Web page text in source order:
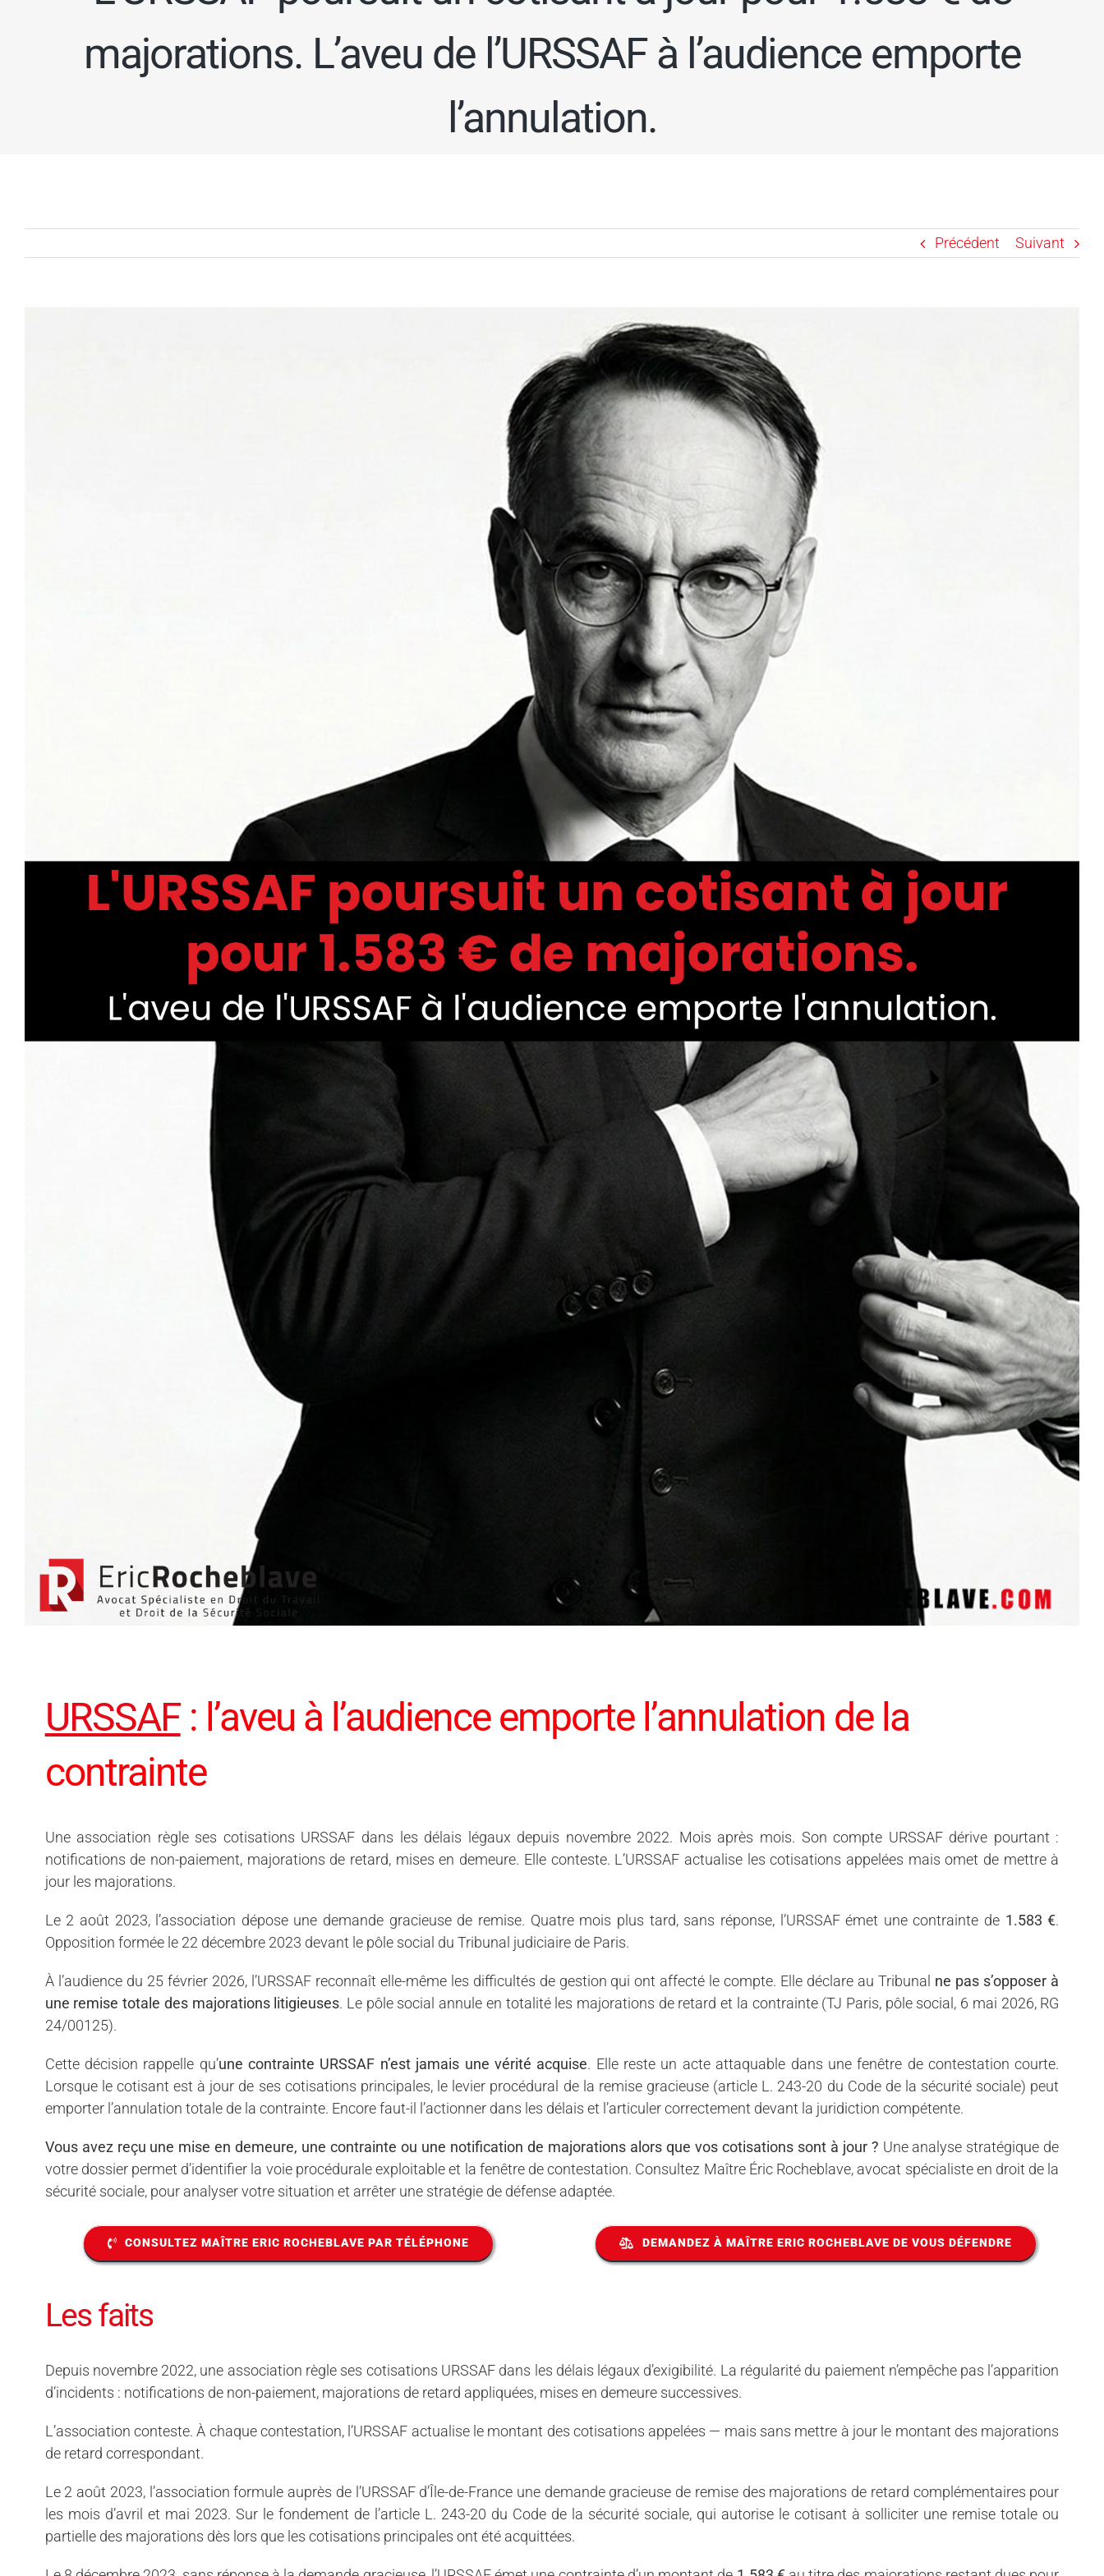
majorations. L’aveu de l’URSSAF à l’audience emporte
l’annulation.
Précédent Suivant
URSSAF: l’aveu à l’audience emporte l’annulation de la
contrainte
Une association règle ses cotisations URSSAF dans les délais légaux depuis novembre 2022. Mois après mois. Son compte URSSAF dérive pourtant :
notifications de non-paiement, majorations de retard, mises en demeure. Elle conteste. L’URSSAF actualise les cotisations appelées mais omet de mettre à
jour les majorations.
Le 2 août 2023, l’association dépose une demande gracieuse de remise. Quatre mois plus tard, sans réponse, l’URSSAF émet une contrainte de 1.583 €.
Opposition formée le 22 décembre 2023 devant le pôle social du Tribunal judiciaire de Paris.
À l’audience du 25 février 2026, l’URSSAF reconnaît elle-même les difficultés de gestion qui ont affecté le compte. Elle déclare au Tribunal ne pas s’opposer à
une remise totale des majorations litigieuses. Le pôle social annule en totalité les majorations de retard et la contrainte (TJ Paris, pôle social, 6 mai 2026, RG
24/00125).
Cette décision rappelle qu’une contrainte URSSAF n’est jamais une vérité acquise. Elle reste un acte attaquable dans une fenêtre de contestation courte.
Lorsque le cotisant est à jour de ses cotisations principales, le levier procédural de la remise gracieuse (article L. 243-20 du Code de la sécurité sociale) peut
emporter l’annulation totale de la contrainte. Encore faut-il l’actionner dans les délais et l’articuler correctement devant la juridiction compétente.
Vous avez reçu une mise en demeure, une contrainte ou une notification de majorations alors que vos cotisations sont à jour ? Une analyse stratégique de
votre dossier permet d’identifier la voie procédurale exploitable et la fenêtre de contestation. Consultez Maître Éric Rocheblave, avocat spécialiste en droit de la
sécurité sociale, pour analyser votre situation et arrêter une stratégie de défense adaptée.
CONSULTEZ MAÎTRE ERIC ROCHEBLAVE PAR TÉLÉPHONE DEMANDEZ À MAÎTRE ERIC ROCHEBLAVE DE VOUS DÉFENDRE
Les faits
Depuis novembre 2022, une association règle ses cotisations URSSAF dans les délais légaux d’exigibilité. La régularité du paiement n’empêche pas l’apparition
d’incidents : notifications de non-paiement, majorations de retard appliquées, mises en demeure successives.
L’association conteste. À chaque contestation, l’URSSAF actualise le montant des cotisations appelées — mais sans mettre à jour le montant des majorations
de retard correspondant.
Le 2 août 2023, l’association formule auprès de l’URSSAF d’Île-de-France une demande gracieuse de remise des majorations de retard complémentaires pour
les mois d’avril et mai 2023. Sur le fondement de l’article L. 243-20 du Code de la sécurité sociale, qui autorise le cotisant à solliciter une remise totale ou
partielle des majorations dès lors que les cotisations principales ont été acquittées.